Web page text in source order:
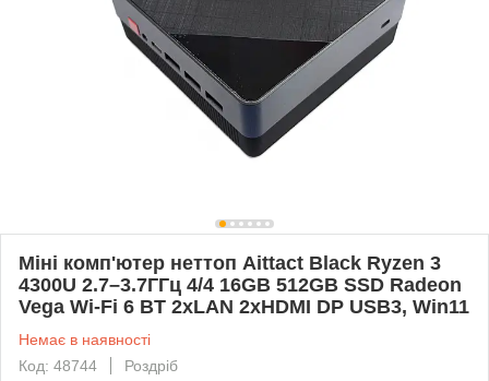
Міні комп'ютер неттоп Aittact Black Ryzen 3
4300U 2.7–3.7ГГц 4/4 16GB 512GB SSD Radeon
Vega Wi-Fi 6 BT 2xLAN 2xHDMI DP USB3, Win11
Немає в наявності
Код: 48744
Роздріб